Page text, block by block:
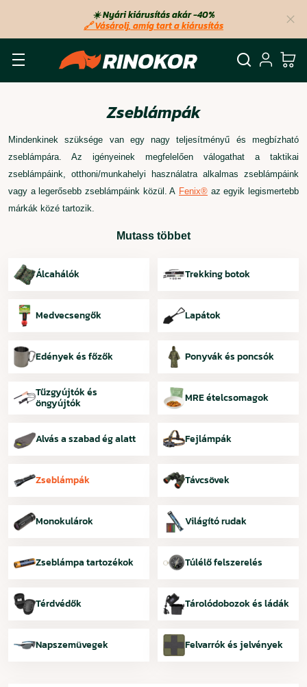
☀️ Nyári kiárusítás akár −40%
🔗 Vásárolj, amíg tart a kiárusítás
Keresés
Zseblámpák
Mindenkinek szüksége van egy nagy teljesítményű és megbízható
zseblámpára. Az igényeinek megfelelően válogathat a taktikai
zseblámpáink, otthoni/munkahelyi használatra alkalmas zseblámpáink
vagy a legerősebb zseblámpáink közül. A Fenix® az egyik legismertebb
márkák közé tartozik.
Mutass többet
Álcahálók Trekking botok
Medvecsengők Lapátok
Edények és főzők Ponyvák és poncsók
Tűzgyújtók és
öngyújtók MRE ételcsomagok
Alvás a szabad ég alatt Fejlámpák
Zseblámpák Távcsövek
Monokulárok Világító rudak
Zseblámpa tartozékok Túlélő felszerelés
Térdvédők Tárolódobozok és ládák
Napszemüvegek Felvarrók és jelvények